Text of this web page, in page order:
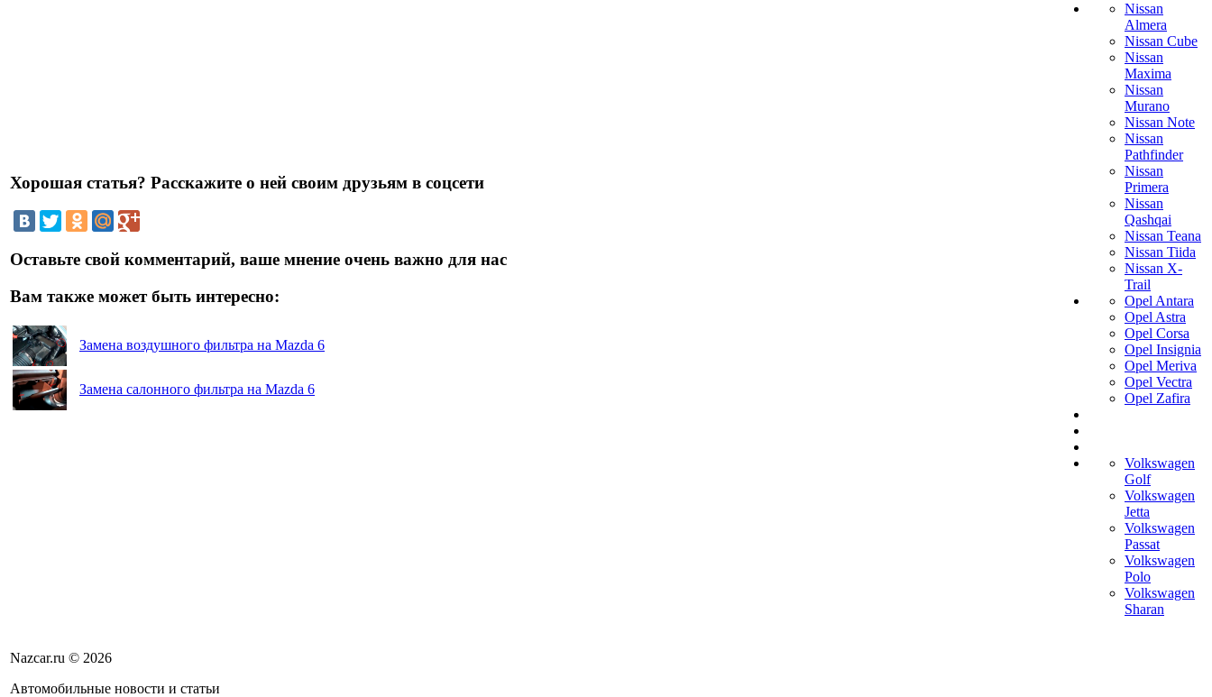
Хорошая статья? Расскажите о ней своим друзьям в соцсети
Оставьте свой комментарий, ваше мнение очень важно для нас
Вам также может быть интересно:
Замена воздушного фильтра на Mazda 6
Замена салонного фильтра на Mazda 6
Nissan
Almera
Nissan Cube
Nissan
Maxima
Nissan
Murano
Nissan Note
Nissan
Pathfinder
Nissan
Primera
Nissan
Qashqai
Nissan Teana
Nissan Tiida
Nissan X-
Trail
Opel Antara
Opel Astra
Opel Corsa
Opel Insignia
Opel Meriva
Opel Vectra
Opel Zafira
Volkswagen
Golf
Volkswagen
Jetta
Volkswagen
Passat
Volkswagen
Polo
Volkswagen
Sharan
Nazcar.ru © 2026
Автомобильные новости и статьи